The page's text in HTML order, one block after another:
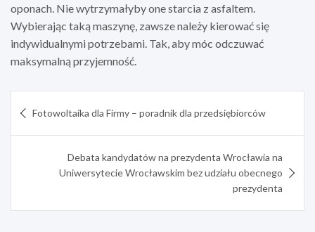
oponach. Nie wytrzymałyby one starcia z asfaltem.
Wybierając taką maszynę, zawsze należy kierować się
indywidualnymi potrzebami. Tak, aby móc odczuwać
maksymalną przyjemność.
wpisu
Fotowoltaika dla Firmy – poradnik dla przedsiębiorców
Debata kandydatów na prezydenta Wrocławia na
Uniwersytecie Wrocławskim bez udziału obecnego
prezydenta